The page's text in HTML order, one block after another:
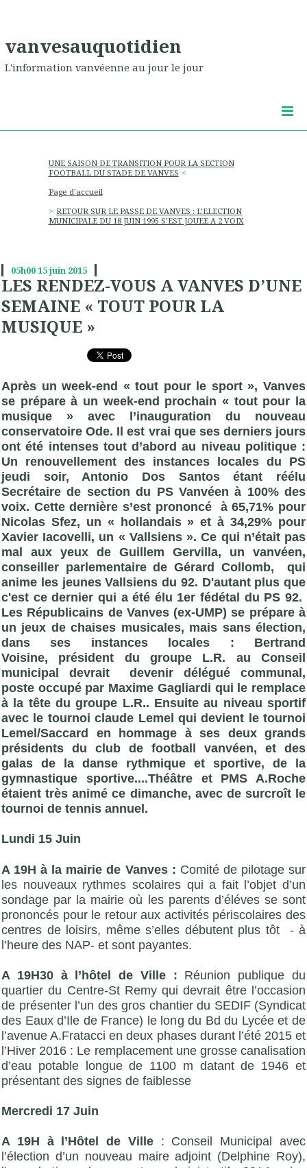
vanvesauquotidien
L'information vanvéenne au jour le jour
UNE SAISON DE TRANSITION POUR LA SECTION
FOOTBALL DU STADE DE VANVES
Page d'accueil
RETOUR SUR LE PASSE DE VANVES : L’ELECTION
MUNICIPALE DU 18 JUIN 1995 S’EST JOUEE A 2 VOIX
05h0015juin 2015
LES RENDEZ-VOUS A VANVES D’UNE
SEMAINE « TOUT POUR LA
MUSIQUE »
Après un week-end « tout pour le sport », Vanves
se prépare à un week-end prochain « tout pour la
musique » avec l’inauguration du nouveau
conservatoire Ode. Il est vrai que ses derniers jours
ont été intenses tout d’abord au niveau politique :
Un renouvellement des instances locales du PS
jeudi soir, Antonio Dos Santos étant réélu
Secrétaire de section du PS Vanvéen à 100% des
voix. Cette dernière s’est prononcé à 65,71% pour
Nicolas Sfez, un « hollandais » et à 34,29% pour
Xavier Iacovelli, un « Vallsiens ». Ce qui n’était pas
mal aux yeux de Guillem Gervilla, un vanvéen,
conseiller parlementaire de Gérard Collomb, qui
anime les jeunes Vallsiens du 92. D'autant plus que
c'est ce dernier qui a été élu 1er fédétal du PS 92.
Les Républicains de Vanves (ex-UMP) se prépare à
un jeux de chaises musicales, mais sans élection,
dans ses instances locales : Bertrand
Voisine, président du groupe L.R. au Conseil
municipal devrait devenir délégué communal,
poste occupé par Maxime Gagliardi qui le remplace
à la tête du groupe L.R.. Ensuite au niveau sportif
avec le tournoi claude Lemel qui devient le tournoi
Lemel/Saccard en hommage à ses deux grands
présidents du club de football vanvéen, et des
galas de la danse rythmique et sportive, de la
gymnastique sportive....Théâtre et PMS A.Roche
étaient très animé ce dimanche, avec de surcroît le
tournoi de tennis annuel.
Lundi 15 Juin
A 19H à la mairie de Vanves : Comité de pilotage sur
les nouveaux rythmes scolaires qui a fait l’objet d’un
sondage par la mairie où les parents d’éléves se sont
prononcés pour le retour aux activités périscolaires des
centres de loisirs, même s’elles débutent plus tôt - à
l’heure des NAP- et sont payantes.
A 19H30 à l’hôtel de Ville : Réunion publique du
quartier du Centre-St Remy qui devrait être l’occasion
de présenter l’un des gros chantier du SEDIF (Syndicat
des Eaux d’Ile de France) le long du Bd du Lycée et de
l’avenue A.Fratacci en deux phases durant l’été 2015 et
l’Hiver 2016 : Le remplacement une grosse canalisation
d’eau potable longue de 1100 m datant de 1946 et
présentant des signes de faiblesse
Mercredi 17 Juin
A 19H à l’Hôtel de Ville: Conseil Municipal avec
l’élection d’un nouveau maire adjoint (Delphine Roy),